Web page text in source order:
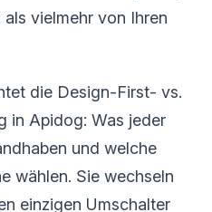
vielmehr von Ihren
die Design-First- vs.
in Apidog: Was jeder
und welche
wählen. Sie wechseln
einzigen Umschalter